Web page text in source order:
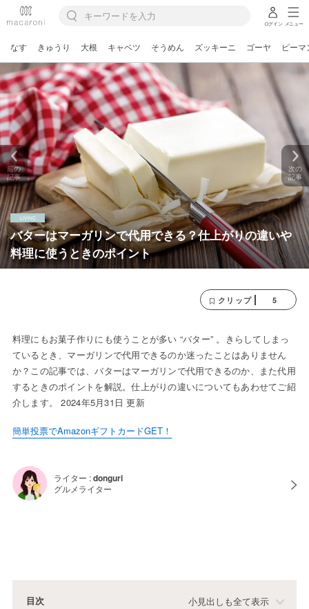
ログイン メニュー
なす きゅうり 大根 キャベツ そうめん ズッキーニ ゴーヤ ピーマ
バターはマーガリンで代用できる？仕上がりの違いや
料理に使うときのポイント
前の
記事
次の
記事
クリップ 5
料理にもお菓子作りにも使うことが多い “バター” 。きらしてしまっ
ているとき、マーガリンで代用できるのか迷ったことはありません
か？この記事では、バターはマーガリンで代用できるのか、また代用
するときのポイントを解説。仕上がりの違いについてもあわせてご紹
介します。 2024年5月31日 更新
簡単投票でAmazonギフトカードGET！
ライター :donguri
グルメライター
目次 小見出しも全て表示